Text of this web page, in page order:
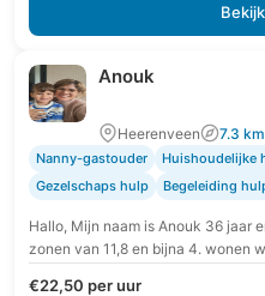
Anouk
Heerenveen 7.3 km
Nanny-gastouder Huishoudelijke
Gezelschaps hulp
Begeleiding
Hallo, Mijn naam is Anouk 36 jaar
zonen van 11,8 en bijna 4. wonen
€22,50 per uur